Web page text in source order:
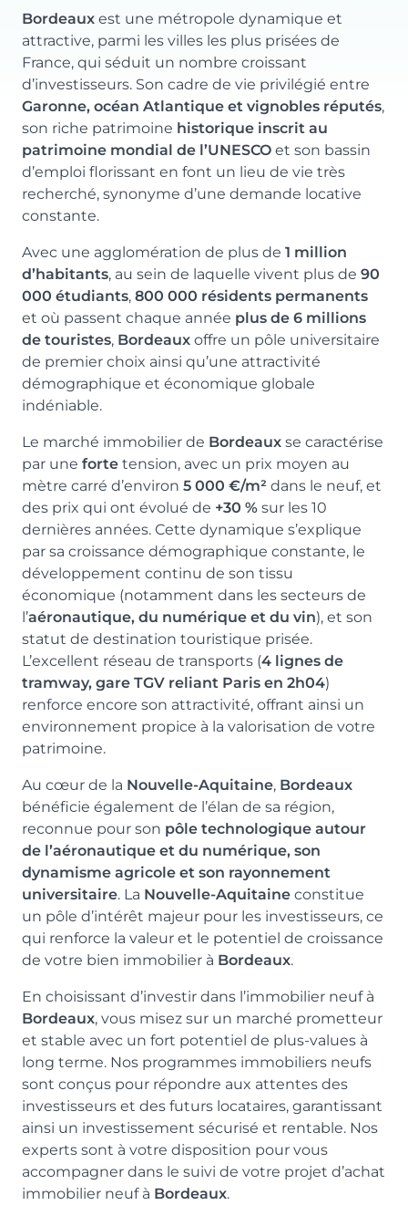
Prix
112 073 €
Orientation
Nord-Ouest
Typologie
T1
Parking
Non
Surface
19.04 m²
Prix
120 058 €
Orientation
Sud-Ouest
T1
Non
Surface
17.76 m²
Extérieur
Prix
112 073 €
Orientation
Sud-Est
Typologie
T1
Parking
Non
18.34 m²
Prix
115 142 €
Orientation
Nord-Ouest
Typologie
T1
Parking
Non
Surface
19.03 m²
Extérieur
Prix
120 342 €
Orientation
Sud-Ouest
Bordeaux est une métropole dynamique et
attractive, parmi les villes les plus prisées de
France, qui séduit un nombre croissant
d’investisseurs. Son cadre de vie privilégié entre
Garonne, océan Atlantique et vignobles réputés,
son riche patrimoine historique inscrit au
patrimoine mondial de l’UNESCO et son bassin
d’emploi florissant en font un lieu de vie très
recherché, synonyme d’une demande locative
constante.
Avec une agglomération de plus de 1 million
d’habitants, au sein de laquelle vivent plus de 90
000 étudiants, 800 000 résidents permanents
et où passent chaque année plus de 6 millions
de touristes, Bordeaux offre un pôle universitaire
de premier choix ainsi qu’une attractivité
démographique et économique globale
indéniable.
Le marché immobilier de Bordeaux se caractérise
par une forte tension, avec un prix moyen au
mètre carré d’environ 5 000 €/m² dans le neuf, et
des prix qui ont évolué de +30 % sur les 10
dernières années. Cette dynamique s’explique
par sa croissance démographique constante, le
développement continu de son tissu
économique (notamment dans les secteurs de
l’aéronautique, du numérique et du vin), et son
statut de destination touristique prisée.
L’excellent réseau de transports (4 lignes de
tramway, gare TGV reliant Paris en 2h04)
renforce encore son attractivité, offrant ainsi un
environnement propice à la valorisation de votre
patrimoine.
Au cœur de la Nouvelle-Aquitaine, Bordeaux
bénéficie également de l’élan de sa région,
reconnue pour son pôle technologique autour
de l’aéronautique et du numérique, son
dynamisme agricole et son rayonnement
universitaire. La Nouvelle-Aquitaine constitue
un pôle d’intérêt majeur pour les investisseurs, ce
qui renforce la valeur et le potentiel de croissance
de votre bien immobilier à Bordeaux.
En choisissant d’investir dans l’immobilier neuf à
Bordeaux, vous misez sur un marché prometteur
et stable avec un fort potentiel de plus-values à
long terme. Nos programmes immobiliers neufs
sont conçus pour répondre aux attentes des
investisseurs et des futurs locataires, garantissant
ainsi un investissement sécurisé et rentable. Nos
experts sont à votre disposition pour vous
accompagner dans le suivi de votre projet d’achat
immobilier neuf à Bordeaux.